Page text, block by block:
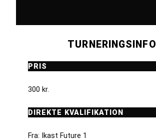
TURNERINGSINFO
PRIS
300 kr.
DIREKTE KVALIFIKATION
Fra: Ikast Future 1